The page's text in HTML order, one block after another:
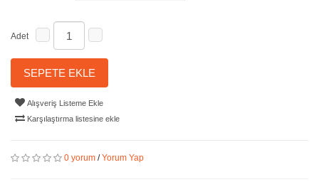
Adet
SEPETE EKLE
Alışveriş Listeme Ekle
Karşılaştırma listesine ekle
0 yorum /Yorum Yap